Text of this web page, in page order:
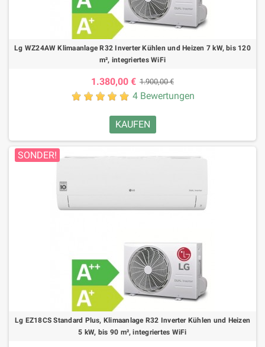
Lg WZ24AW Klimaanlage R32 Inverter Kühlen und Heizen 7 kW, bis 120
m², integriertes WiFi
1.380,00 € 1.900,00 €
4 Bewertungen
KAUFEN
SONDER!
Lg EZ18CS Standard Plus, Klimaanlage R32 Inverter Kühlen und Heizen
5 kW, bis 90 m², integriertes WiFi